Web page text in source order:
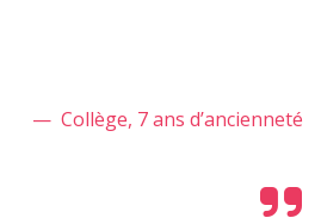
— Collège, 7 ans d’ancienneté